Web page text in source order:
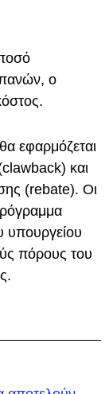
ο
εφαρμόζεται
και
(rebate). Οι
πόρους του